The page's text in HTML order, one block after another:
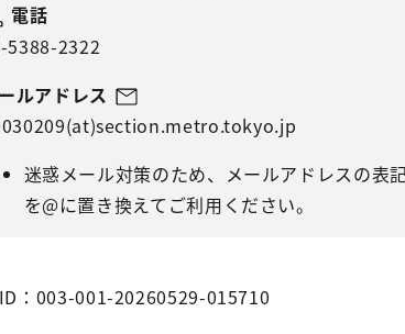
電話
5388-2322
ルアドレス
迷惑メール対策のため、メールアドレスの表
を@に置き換えてご利用ください。
：003-001-20260529-015710